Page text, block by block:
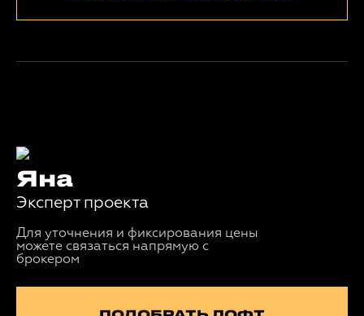
Яна
Эксперт проекта
Для уточнения и фиксирования цены
можете связаться напрямую с
брокером